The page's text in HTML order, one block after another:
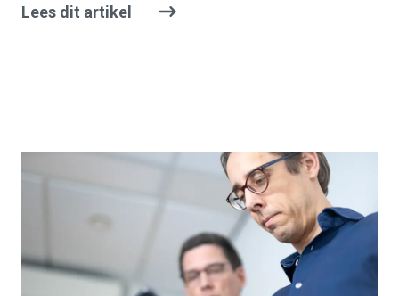
Lees dit artikel